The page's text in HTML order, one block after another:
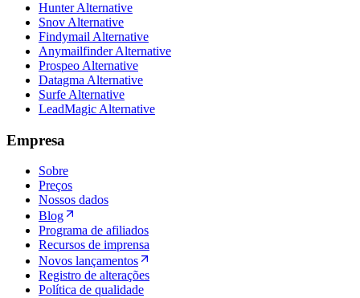
Hunter Alternative
Snov Alternative
Findymail Alternative
Anymailfinder Alternative
Prospeo Alternative
Datagma Alternative
Surfe Alternative
LeadMagic Alternative
Empresa
Sobre
Preços
Nossos dados
Blog
Programa de afiliados
Recursos de imprensa
Novos lançamentos
Registro de alterações
Política de qualidade